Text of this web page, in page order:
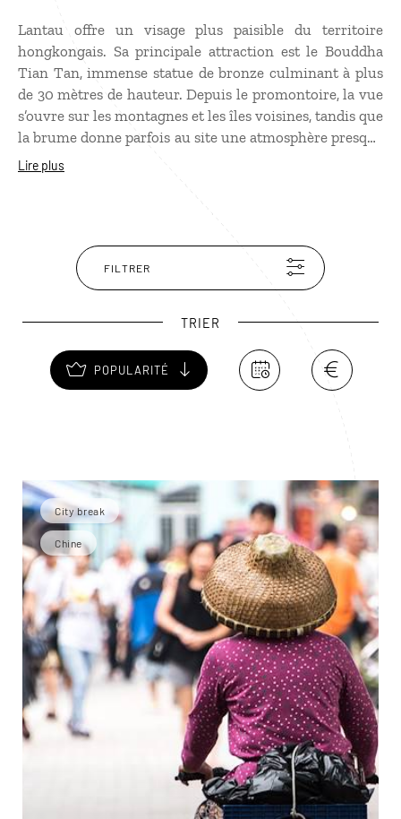
Lantau offre un visage plus paisible du territoire
hongkongais. Sa principale attraction est le Bouddha
Tian Tan, immense statue de bronze culminant à plus
de 30 mètres de hauteur. Depuis le promontoire, la vue
s’ouvre sur les montagnes et les îles voisines, tandis que
la brume donne parfois au site une atmosphère presque
mystique. À proximité, le sentier de la sagesse et ses
littoral en passant par de petits villages de pêcheurs,
dont Tai O, célèbre pour ses maisons sur pilotis. Les
plages de Cheung Sha et Pui O comptent aussi parmi
Lire plus
FILTRER
TRIER
POPULARITÉ
City break
Chine